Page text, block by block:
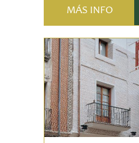
MÁS INFO